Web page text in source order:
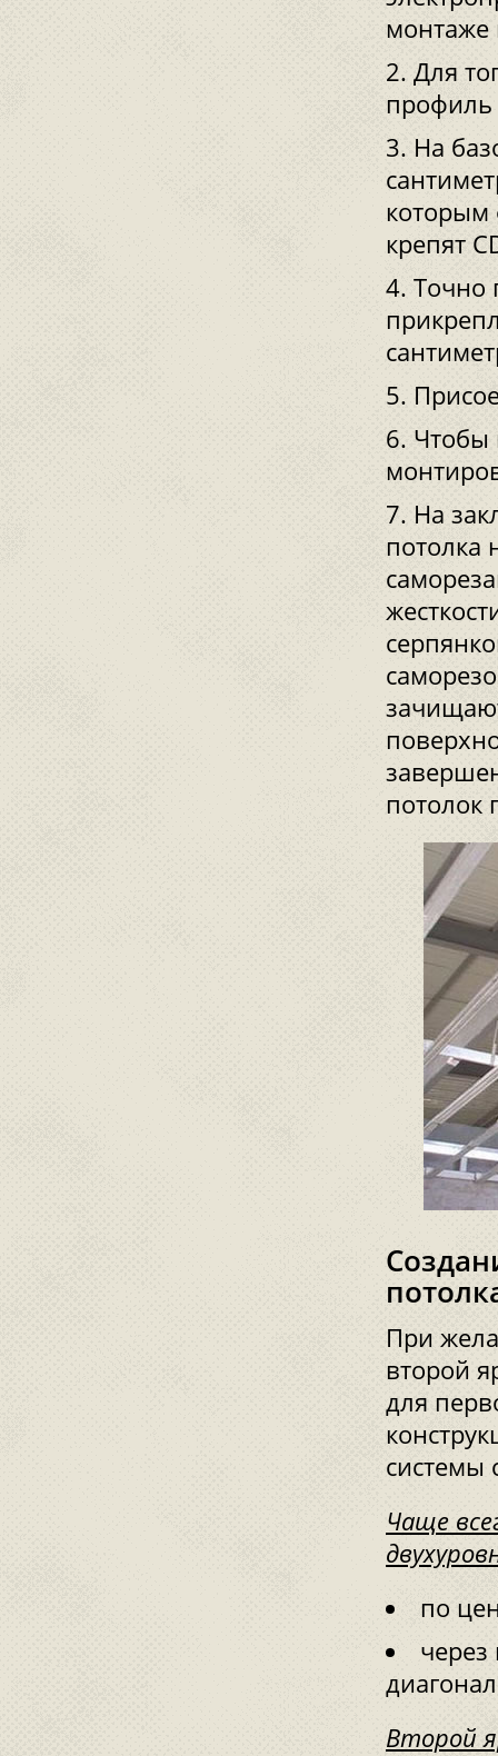
монтаже
Для
профиль
На
которым
крепят
Точно
Чтобы
На
потолка
потолок
При
второй
для
системы
Чаще
по
через
Второй